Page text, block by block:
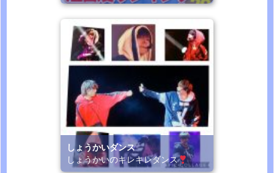
しょうかいダンス
しょうかいのキレキレダンス